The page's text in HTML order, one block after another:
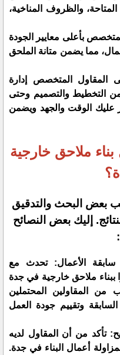
والظروف المناخية،
بأعلى معايير الجودة
مما يضمن متانة الملحق
المقاول المتخصص إدارة
التخطيط والتصميم وحتى
عليك الوقت والجهد ويضمن
ملاحق خارجية
بعض البحث والتدقيق
إليك بعض النصائح
الأعمال: تحدث مع
ببناء ملاحق خارجية في جدة
المقاولين المحتملين
وتقييم جودة العمل
تأكد من أن المقاول لديه
أعمال البناء في جدة.